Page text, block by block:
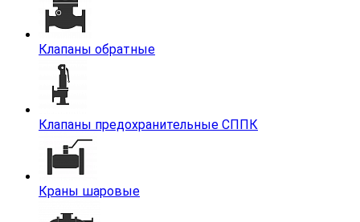
Клапаны обратные
Клапаны предохранительные СППК
Краны шаровые